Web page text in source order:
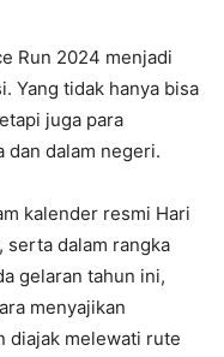
Run 2024 menjadi
Yang tidak hanya bisa
juga para
dan dalam negeri.
kalender resmi Hari
serta dalam rangka
gelaran tahun ini,
menyajikan
diajak melewati rute